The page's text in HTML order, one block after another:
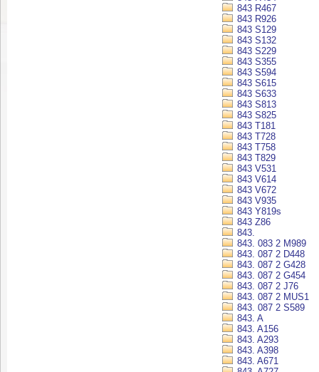
843 R467
843 R926
843 S129
843 S132
843 S229
843 S355
843 S594
843 S615
843 S633
843 S813
843 S825
843 T181
843 T728
843 T758
843 T829
843 V531
843 V614
843 V672
843 V935
843 Y819s
843 Z86
843.
843. 083 2 M989
843. 087 2 D448
843. 087 2 G428
843. 087 2 G454
843. 087 2 J76
843. 087 2 MUS1
843. 087 2 S589
843. A
843. A156
843. A293
843. A398
843. A671